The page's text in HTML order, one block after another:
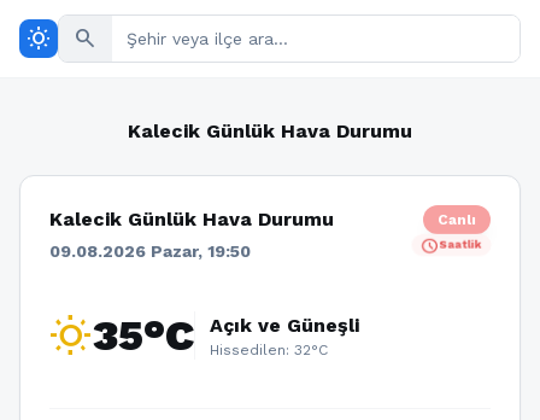
wb_sunny search
Kalecik Günlük Hava Durumu
Kalecik Günlük Hava Durumu
09.08.2026 Pazar, 19:50
Canlı
scheduleSaatlik
wb_sunny35°C Açık ve Güneşli
Hissedilen: 32°C